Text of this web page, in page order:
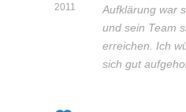
2011
Aufklärung war
und sein Team
erreichen. Ich
sich gut